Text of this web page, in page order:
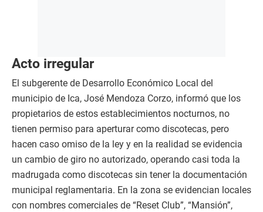
Acto irregular
El subgerente de Desarrollo Económico Local del
municipio de Ica, José Mendoza Corzo, informó que los
propietarios de estos establecimientos nocturnos, no
tienen permiso para aperturar como discotecas, pero
hacen caso omiso de la ley y en la realidad se evidencia
un cambio de giro no autorizado, operando casi toda la
madrugada como discotecas sin tener la documentación
municipal reglamentaria. En la zona se evidencian locales
con nombres comerciales de “Reset Club”, “Mansión”,